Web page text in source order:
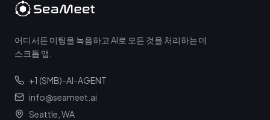
어디서든 미팅을 녹음하고 AI로 모든 것을 처리하는 데
스크톱 앱.
+1 (SMB)-AI-AGENT
info@seameet.ai
Seattle, WA